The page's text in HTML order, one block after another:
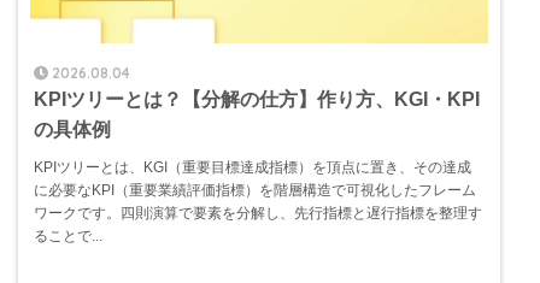
2026.08.04
KPIツリーとは？【分解の仕方】作り方、KGI・KPI
の具体例
KPIツリーとは、KGI（重要目標達成指標）を頂点に置き、その達成
に必要なKPI（重要業績評価指標）を階層構造で可視化したフレーム
ワークです。四則演算で要素を分解し、先行指標と遅行指標を整理す
ることで...